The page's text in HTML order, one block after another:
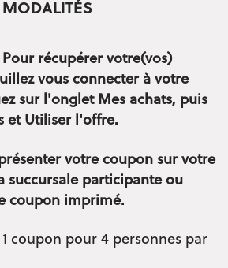
Pour récupérer votre(vos)
vous connecter à votre
sur l'onglet Mes achats, puis
et Utiliser l'offre.
votre coupon sur votre
succursale participante ou
coupon imprimé.
coupon pour 4 personnes par